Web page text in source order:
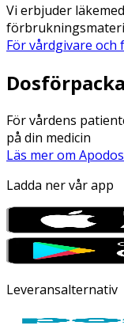
Vi erbjuder
För vårdgivare och
För vårdens
på din medicin
Läs mer om
Ladda ner vår app
Leveransalternativ